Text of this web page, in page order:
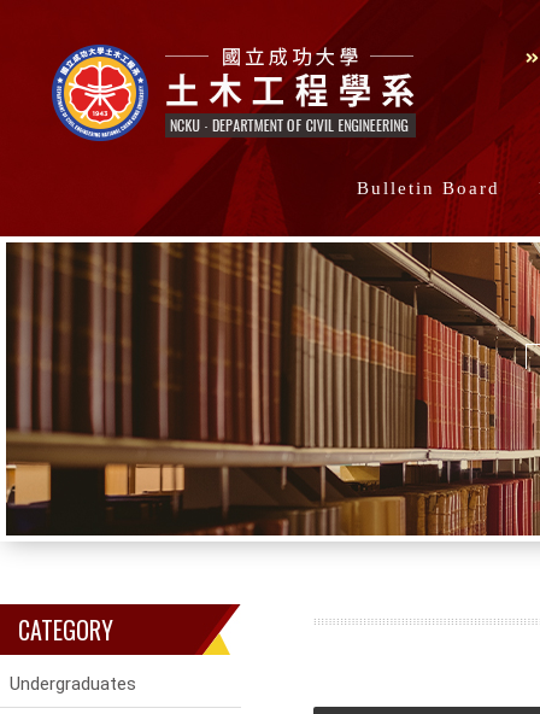
Bulletin Board
CATEGORY
Undergraduates